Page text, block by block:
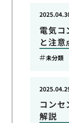
電気コ
と注意
未分類
コンセ
解説